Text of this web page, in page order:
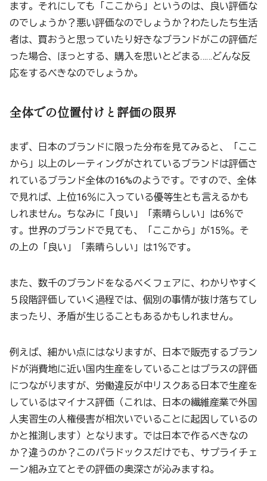
ます。それにしても「ここから」というのは、良い評価な
のでしょうか？悪い評価なのでしょうか？わたしたち生活
者は、買おうと思っていたり好きなブランドがこの評価だ
った場合、ほっとする、購入を思いとどまる……どんな反
応をするべきなのでしょうか。
全体での位置付けと評価の限界
まず、日本のブランドに限った分布を見てみると、「ここ
から」以上のレーティングがされているブランドは評価さ
れているブランド全体の16%のようです。ですので、全体
で見れば、上位16％に入っている優等生とも言えるかも
しれません。ちなみに「良い」「素晴らしい」は6％で
す。世界のブランドで見ても、「ここから」が15％。そ
の上の「良い」「素晴らしい」は1％です。
また、数千のブランドをなるべくフェアに、わかりやすく
５段階評価していく過程では、個別の事情が抜け落ちてし
まったり、矛盾が生じることもあるかもしれません。
例えば、細かい点にはなりますが、日本で販売するブラン
ドが消費地に近い国内生産をしていることはプラスの評価
につながりますが、労働違反が中リスクある日本で生産を
しているはマイナス評価（これは、日本の繊維産業で外国
人実習生の人権侵害が相次いでいることに起因しているの
かと推測します）となります。では日本で作るべきなの
か？違うのか？このパラドックスだけでも、サプライチェ
ーン組み立てとその評価の奥深さが沁みますね。